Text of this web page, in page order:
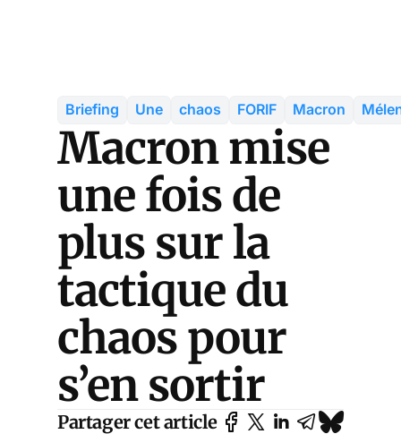
Briefing Une chaos FORIF Macron
Macron mise
une fois de
plus sur la
tactique du
chaos pour
s’en sortir
Partager cet article